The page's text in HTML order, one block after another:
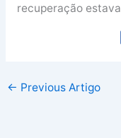
recuperação
← Previous Artigo